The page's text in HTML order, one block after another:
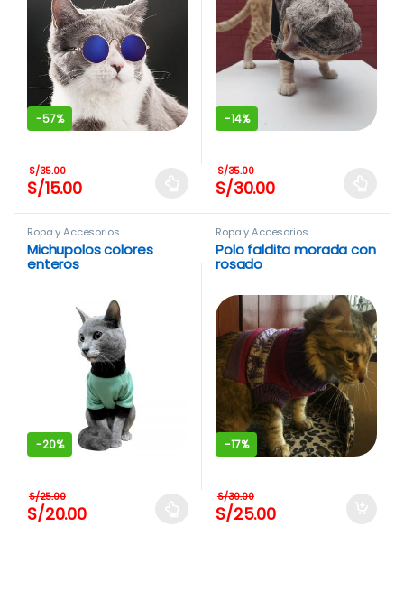
-57%
S/15.00
S/35.00
Este producto tiene múltiples variantes. Las opciones se
-14%
S/30.00
S/35.00
Este producto tiene múltiples
Ropa y Accesorios
Michupolos colores
enteros
-20%
S/20.00
S/25.00
Este producto tiene múltiples variantes. Las opciones se
Ropa y Accesorios
Polo faldita morada con
rosado
-17%
S/25.00
S/30.00